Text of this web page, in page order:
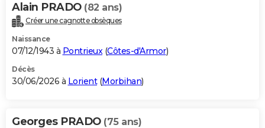
Alimentation
Guide de la santé
Maladies
Médicaments
Sommeil
VOYAGE
Destinations
City break
Voyage nature
Voyage de noces
Forum
Climat
+PHOTO
GUIDES D'ACHAT
BONS PLANS
Carte de Noël
Carte Bonne année
Carte Saint-Valentin
Carte Pâques
Carte d'anniversaire
Alain PRADO (82 ans)
Créer une cagnotte obsèques
Naissance
07/12/1943 à Pontrieux(Côtes-d'Armor)
Décès
30/06/2026 à Lorient(Morbihan)
Georges PRADO (75 ans)